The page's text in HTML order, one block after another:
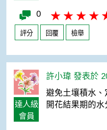
0
評分 回覆 檢舉
達人級
會員
許小瑋 發表於
避免土壤積水
開花結果期的水